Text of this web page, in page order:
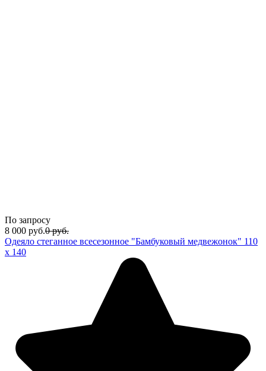
По запросу
8 000 руб.0 руб.
Одеяло стеганное всесезонное "Бамбуковый медвежонок" 110
х 140